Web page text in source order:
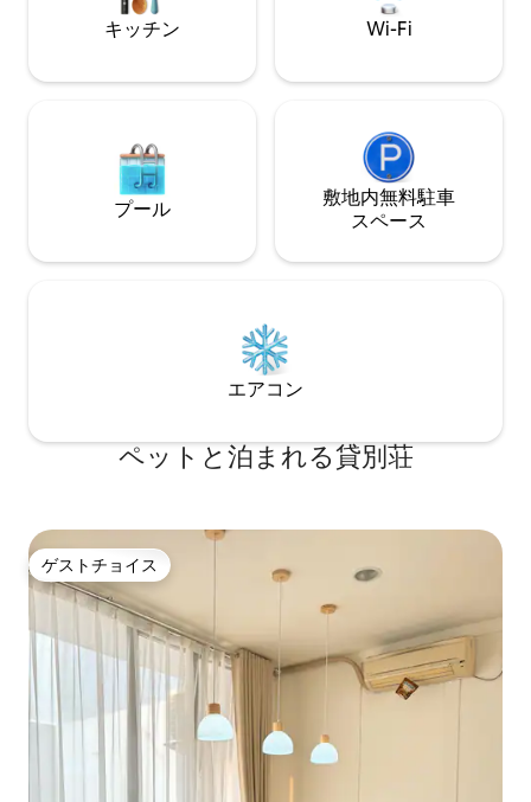
ります。お急ぎください！ 😊 追記：2名
様＝寝室1室キッチン Wi-Fi
プール
敷地内無料駐⁠車
ス⁠ペ⁠ー⁠ス
エアコン
ペットと泊まれる貸別荘
ゲストチョイス
ゲストチョイス